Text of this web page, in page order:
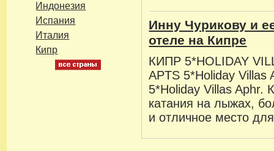
Индонезия
Испания
Италия
Кипр
Инну Чурикову и
отеле на Кипре
КИПР 5*HOLIDAY
APTS 5*Holiday Villas
5*Holiday Villas Aphr.
катания на лыжах,
и отличное место